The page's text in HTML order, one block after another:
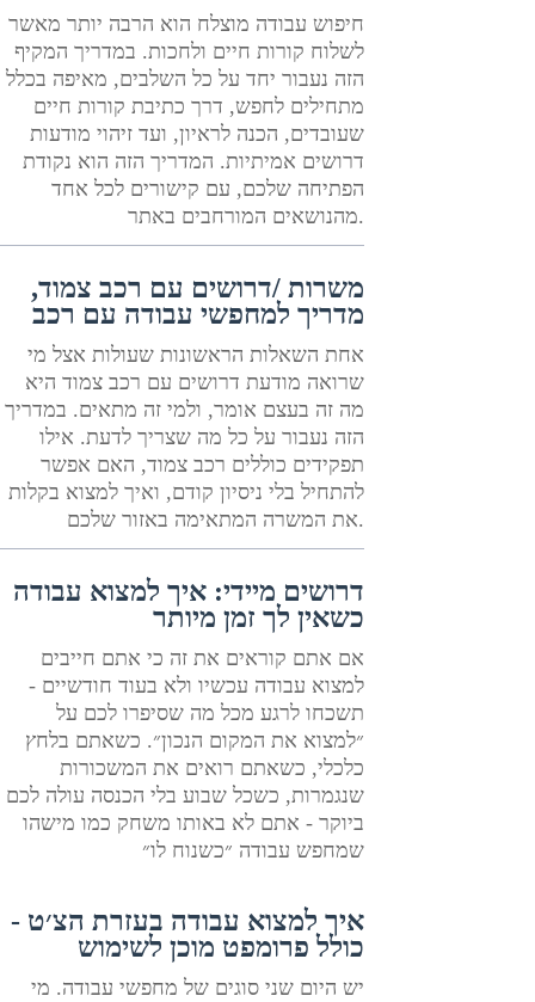
חיפוש עבודה מוצלח הוא הרבה יותר מאשר
לשלוח קורות חיים ולחכות. במדריך המקיף
הזה נעבור יחד על כל השלבים, מאיפה בכלל
מתחילים לחפש, דרך כתיבת קורות חיים
שעובדים, הכנה לראיון, ועד זיהוי מודעות
דרושים אמיתיות. המדריך הזה הוא נקודת
הפתיחה שלכם, עם קישורים לכל אחד
מהנושאים המורחבים באתר.
משרות /דרושים עם רכב צמוד,
מדריך למחפשי עבודה עם רכב
אחת השאלות הראשונות שעולות אצל מי
שרואה מודעת דרושים עם רכב צמוד היא
מה זה בעצם אומר, ולמי זה מתאים. במדריך
הזה נעבור על כל מה שצריך לדעת. אילו
תפקידים כוללים רכב צמוד, האם אפשר
להתחיל בלי ניסיון קודם, ואיך למצוא בקלות
את המשרה המתאימה באזור שלכם.
דרושים מיידי: איך למצוא עבודה
כשאין לך זמן מיותר
אם אתם קוראים את זה כי אתם חייבים
למצוא עבודה עכשיו ולא בעוד חודשיים -
תשכחו לרגע מכל מה שסיפרו לכם על
״למצוא את המקום הנכון״. כשאתם בלחץ
כלכלי, כשאתם רואים את המשכורות
שנגמרות, כשכל שבוע בלי הכנסה עולה לכם
ביוקר - אתם לא באותו משחק כמו מישהו
שמחפש עבודה ״כשנוח לו״
איך למצוא עבודה בעזרת הצ׳ט -
כולל פרומפט מוכן לשימוש
יש היום שני סוגים של מחפשי עבודה. מי